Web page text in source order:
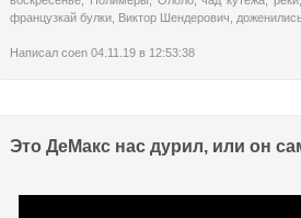
французкай булки Виктор Шендерович
Написал coen 04.11.19 в 12:53:38
Это ДеМакс нас дурил, или он